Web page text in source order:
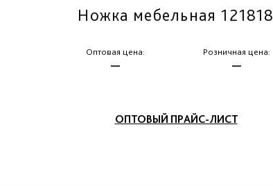
Ножка мебельная 121818
Оптовая цена:
—
Розничная цена:
—
ОПТОВЫЙ ПРАЙС-ЛИСТ